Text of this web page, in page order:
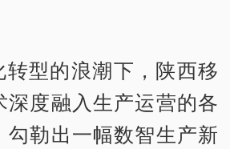
转型的浪潮下，陕西移
度融入生产运营的各
勾勒出一幅数智生产新